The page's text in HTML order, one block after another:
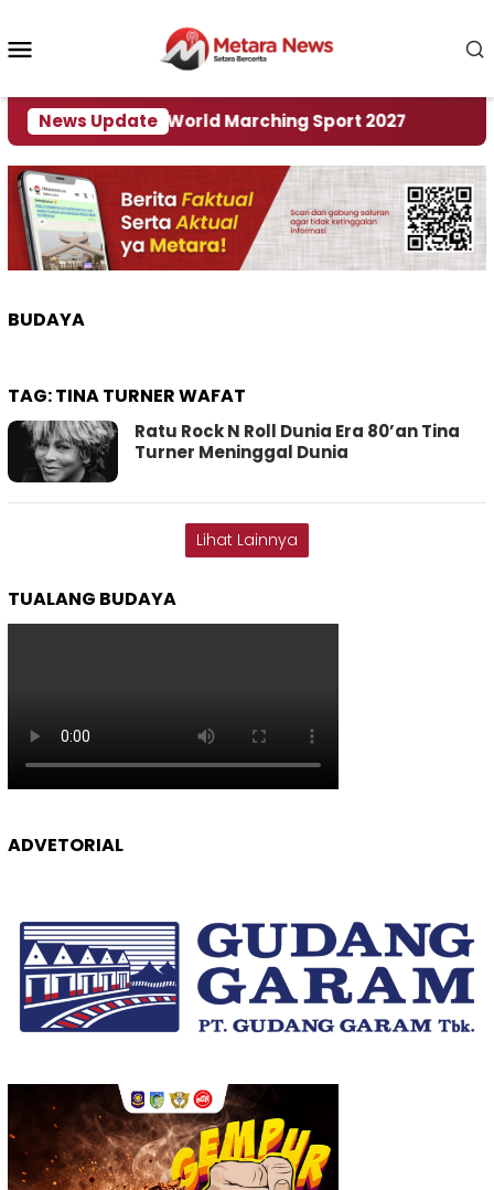
konten
News Update
Rumah World Marching Sport 2027
BUDAYA
TAG:TINA TURNER WAFAT
Ratu Rock N Roll Dunia Era 80’an Tina
Turner Meninggal Dunia
Lihat Lainnya
TUALANG BUDAYA
ADVETORIAL